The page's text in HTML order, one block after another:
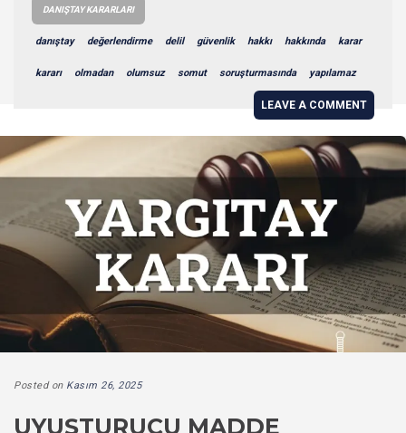
DANIŞTAY KARARLARI
danıştay değerlendirme delil güvenlik hakkı hakkında karar
kararı olmadan olumsuz somut soruşturmasında yapılamaz
LEAVE A COMMENT
Posted on Kasım 26, 2025
UYUŞTURUCU MADDE